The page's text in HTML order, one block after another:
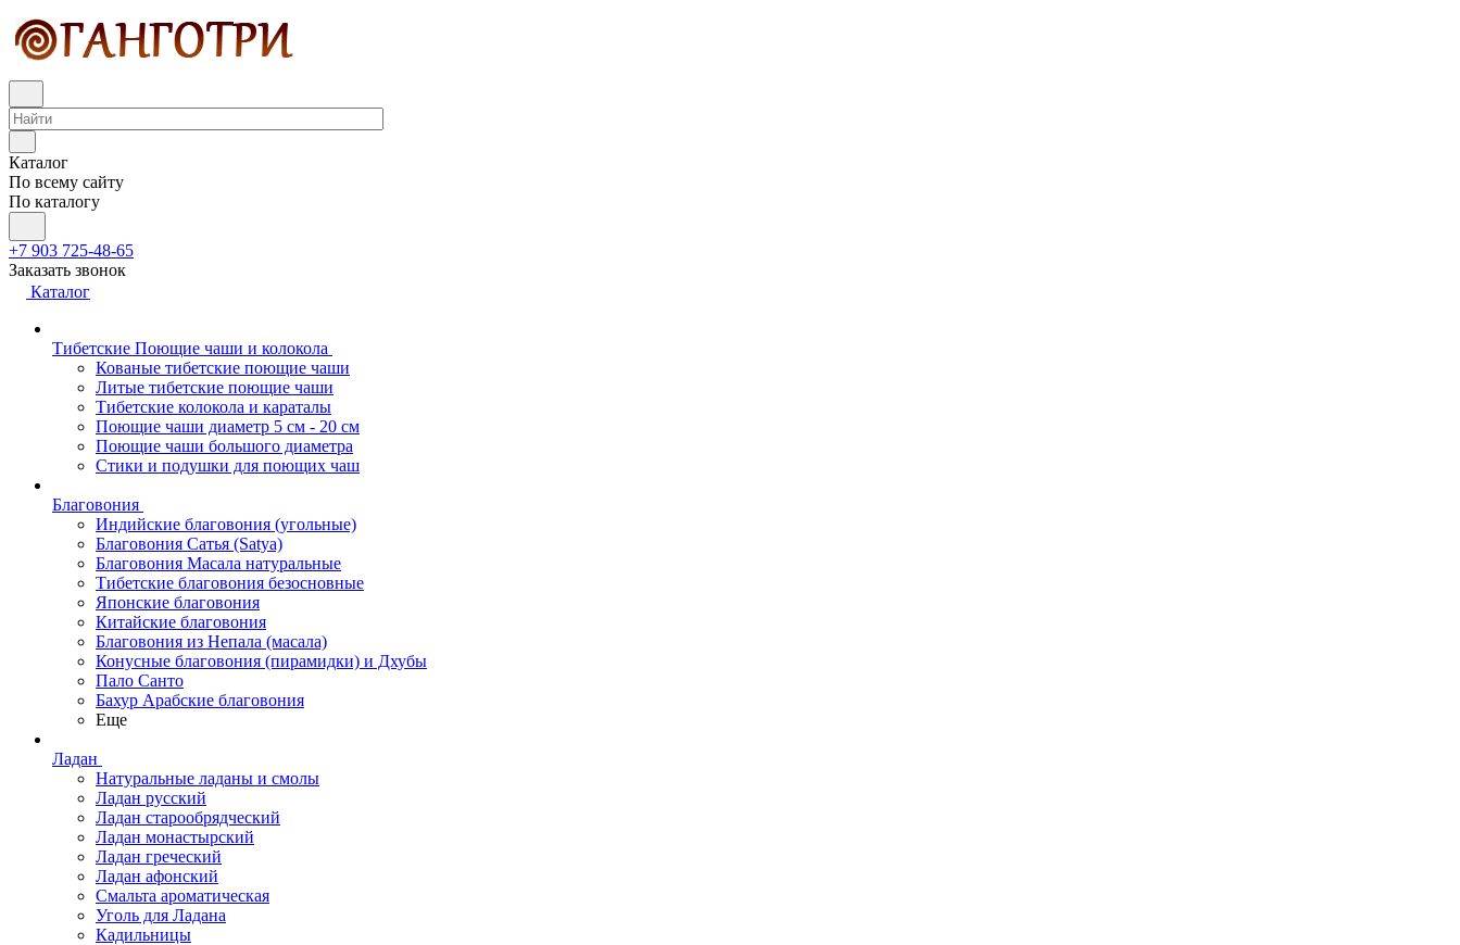
Каталог
По всему сайту
По каталогу
+7 903 725-48-65
Заказать звонок
Каталог
Тибетские Поющие чаши и колокола
Кованые тибетские поющие чаши
Литые тибетские поющие чаши
Тибетские колокола и караталы
Поющие чаши диаметр 5 см - 20 см
Поющие чаши большого диаметра
Стики и подушки для поющих чаш
Благовония
Индийские благовония (угольные)
Благовония Сатья (Satya)
Благовония Масала натуральные
Тибетские благовония безосновные
Японские благовония
Китайские благовония
Благовония из Непала (масала)
Конусные благовония (пирамидки) и Дхубы
Пало Санто
Бахур Арабские благовония
Еще
Ладан
Натуральные ладаны и смолы
Ладан русский
Ладан старообрядческий
Ладан монастырский
Ладан греческий
Ладан афонский
Смальта ароматическая
Уголь для Ладана
Кадильницы